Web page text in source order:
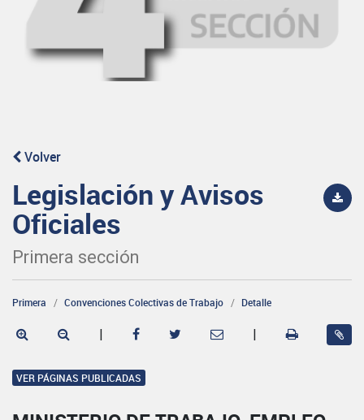
Volver
Legislación y Avisos
Oficiales
Primera sección
Primera Convenciones Colectivas de Trabajo Detalle
| |
VER PÁGINAS PUBLICADAS